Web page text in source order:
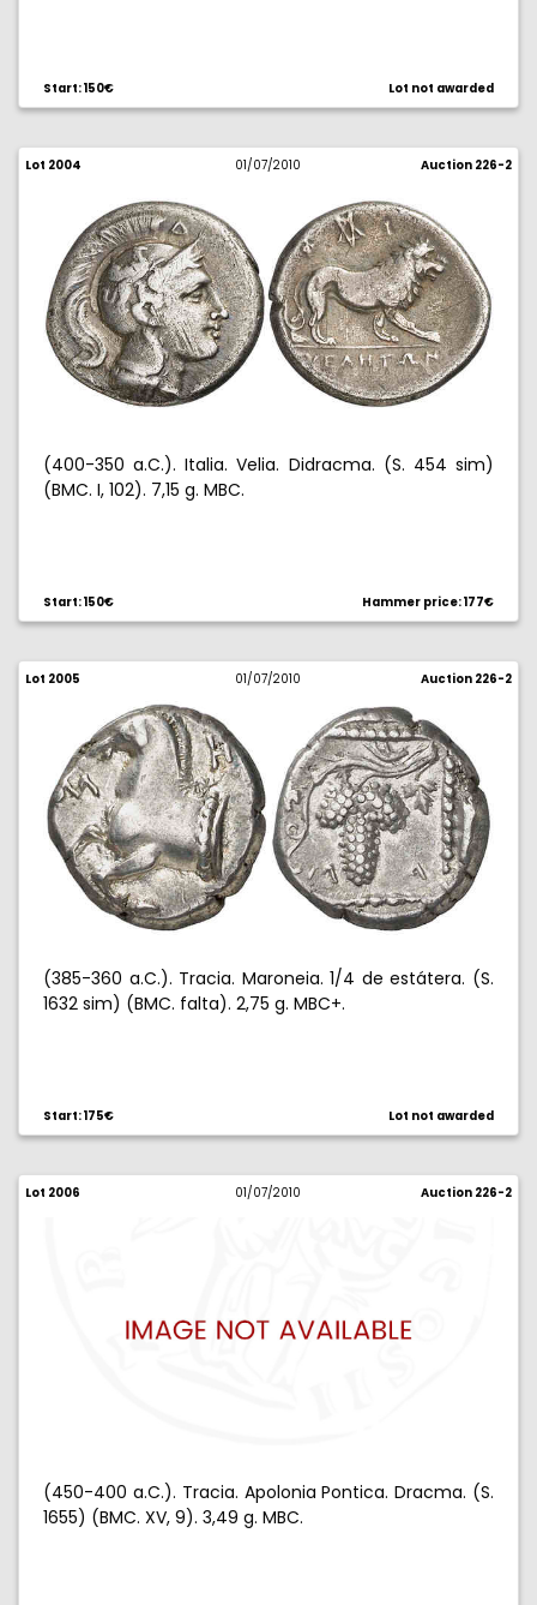
Start: 150€ Lot not awarded
Lot 2004 01/07/2010 Auction 226-2
(400-350 a.C.). Italia. Velia. Didracma. (S. 454 sim)
(BMC. I, 102). 7,15 g. MBC.
Start: 150€ Hammer price: 177€
Lot 2005 01/07/2010 Auction 226-2
(385-360 a.C.). Tracia. Maroneia. 1/4 de estátera. (S.
1632 sim) (BMC. falta). 2,75 g. MBC+.
Start: 175€ Lot not awarded
Lot 2006 01/07/2010 Auction 226-2
(450-400 a.C.). Tracia. Apolonia Pontica. Dracma. (S.
1655) (BMC. XV, 9). 3,49 g. MBC.